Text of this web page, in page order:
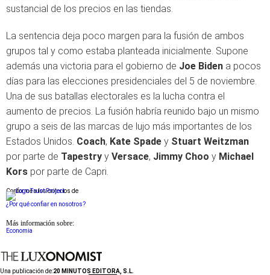
sustancial de los precios en las tiendas.
La sentencia deja poco margen para la fusión de ambos
grupos tal y como estaba planteada inicialmente. Supone
además una victoria para el gobierno de Joe Biden a pocos
días para las elecciones presidenciales del 5 de noviembre.
Una de sus batallas electorales es la lucha contra el
aumento de precios. La fusión habría reunido bajo un mismo
grupo a seis de las marcas de lujo más importantes de los
Estados Unidos. Coach, Kate Spade y Stuart Weitzman
por parte de Tapestry y Versace, Jimmy Choo y Michael
Kors por parte de Capri.
Conforme a los criterios de
¿Por qué confiar en nosotros?
Más información sobre:
Economia
Una publicación de:20 MINUTOS EDITORA, S.L.